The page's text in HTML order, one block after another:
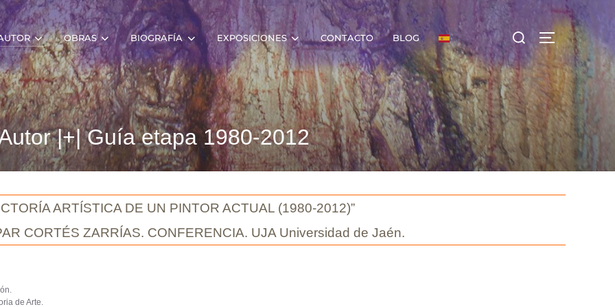
OBRAS BIOGRAFÍA EXPOSICIONES CONTACTO BLOG
Buscar:
ALTERNAR
|+| Guía etapa 1980-2012
ARTÍSTICA DE UN PINTOR ACTUAL (1980-2012)”
CORTÉS ZARRÍAS. CONFERENCIA. UJA Universidad de Jaén.
de Arte.